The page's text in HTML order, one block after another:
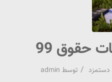
حقوق 99
/ توسط admin